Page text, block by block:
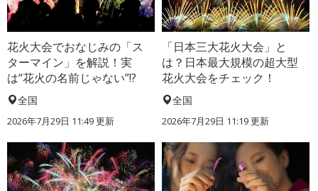
花火大会でおなじみの「ス
ターマイン」を解説！実
は“花火の名前じゃない”!?
全国
2026年7月29日 11:49 更新
「日本三大花火大会」と
は？日本最大規模の超大型
花火大会をチェック！
全国
2026年7月29日 11:19 更新